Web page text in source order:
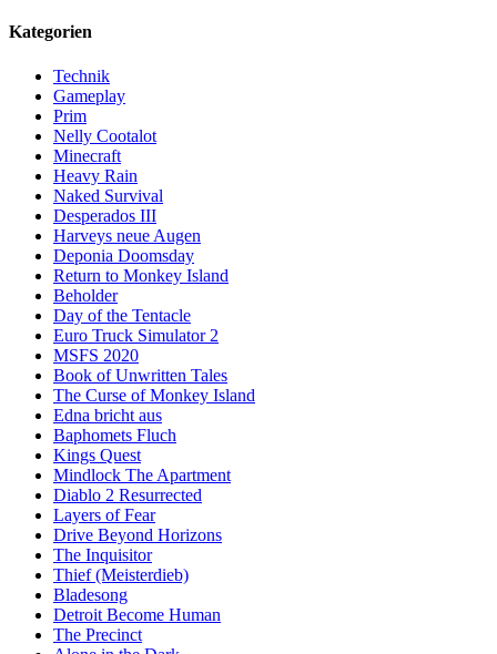
Kategorien
Technik
Gameplay
Prim
Nelly Cootalot
Minecraft
Heavy Rain
Naked Survival
Desperados III
Harveys neue Augen
Deponia Doomsday
Return to Monkey Island
Beholder
Day of the Tentacle
Euro Truck Simulator 2
MSFS 2020
Book of Unwritten Tales
The Curse of Monkey Island
Edna bricht aus
Baphomets Fluch
Kings Quest
Mindlock The Apartment
Diablo 2 Resurrected
Layers of Fear
Drive Beyond Horizons
The Inquisitor
Thief (Meisterdieb)
Bladesong
Detroit Become Human
The Precinct